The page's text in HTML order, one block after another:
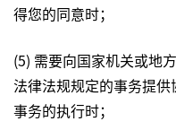
得您的同意时；
(5) 需要向国家机关或地
法律法规规定的事务提
事务的执行时；